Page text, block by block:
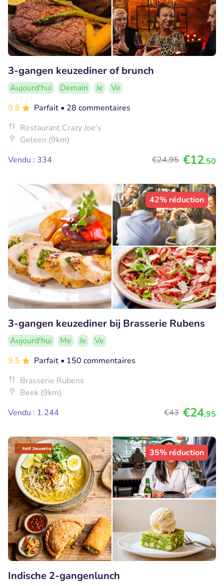
3-gangen keuzediner of brunch
Aujourd'hui Demain Je
Ve
9.8
Parfait • 28 commentaires
Restaurant Crazy Joe's
Geleen (9km)
Vendu : 334
€24,95 €12,50
42% réduction
3-gangen keuzediner bij Brasserie Rubens
Aujourd'hui Me Je
Ve
9.5
Parfait • 150 commentaires
Brasserie Rubens
Beek (9km)
Vendu : 1.244
€43 €24,95
35% réduction
Indische 2-gangenlunch